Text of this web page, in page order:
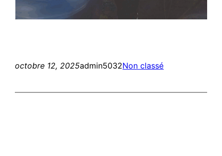
octobre 12, 2025admin5032Non classé